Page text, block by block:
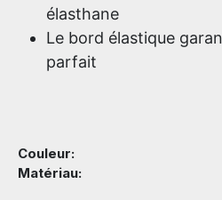
élasthane
Le bord élastique
parfait
Couleur:
Matériau: